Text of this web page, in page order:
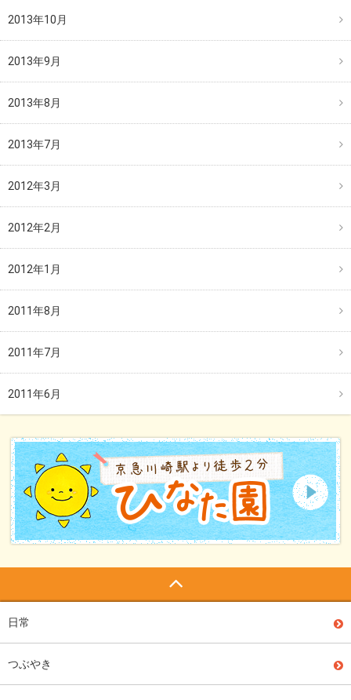
2013年10月
2013年9月
2013年8月
2013年7月
2012年3月
2012年2月
2012年1月
2011年8月
2011年7月
2011年6月
日常
つぶやき